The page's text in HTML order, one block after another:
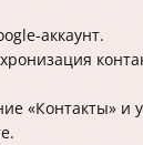
аккаунт.
«Контакты» и